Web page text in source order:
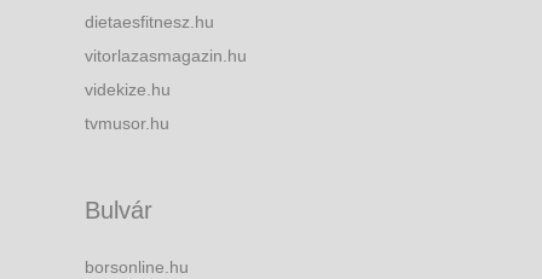
dietaesfitnesz.hu
vitorlazasmagazin.hu
videkize.hu
tvmusor.hu
Bulvár
borsonline.hu